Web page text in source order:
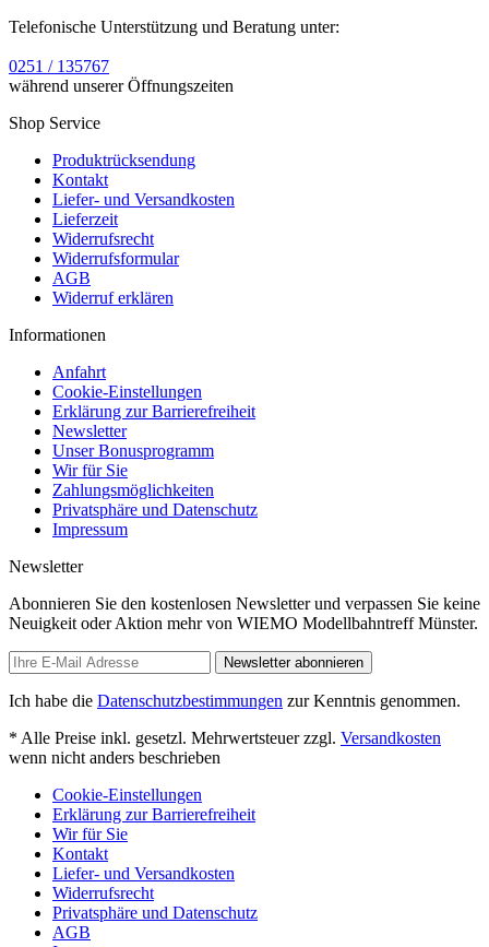
Telefonische Unterstützung und Beratung unter:
0251 / 135767
während unserer Öffnungszeiten
Shop Service
Produktrücksendung
Kontakt
Liefer- und Versandkosten
Lieferzeit
Widerrufsrecht
Widerrufsformular
AGB
Widerruf erklären
Informationen
Anfahrt
Cookie-Einstellungen
Erklärung zur Barrierefreiheit
Newsletter
Unser Bonusprogramm
Wir für Sie
Zahlungsmöglichkeiten
Privatsphäre und Datenschutz
Impressum
Newsletter
Abonnieren Sie den kostenlosen Newsletter und verpassen Sie keine
Neuigkeit oder Aktion mehr von WIEMO Modellbahntreff Münster.
Newsletter abonnieren
Ich habe die Datenschutzbestimmungen zur Kenntnis genommen.
* Alle Preise inkl. gesetzl. Mehrwertsteuer zzgl. Versandkosten
wenn nicht anders beschrieben
Cookie-Einstellungen
Erklärung zur Barrierefreiheit
Wir für Sie
Kontakt
Liefer- und Versandkosten
Widerrufsrecht
Privatsphäre und Datenschutz
AGB